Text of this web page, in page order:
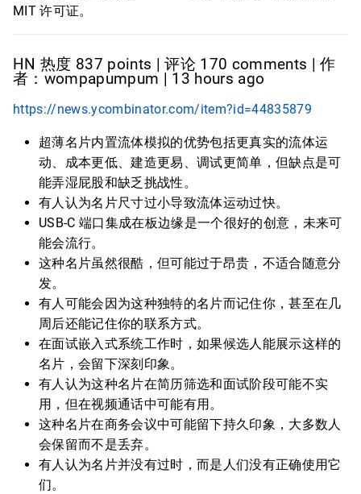
MIT 许可证。
HN 热度 837 points | 评论 170 comments | 作
者：wompapumpum | 13 hours ago
https://news.ycombinator.com/item?id=44835879
超薄名片内置流体模拟的优势包括更真实的流体运
动、成本更低、建造更易、调试更简单，但缺点是可
能弄湿屁股和缺乏挑战性。
有人认为名片尺寸过小导致流体运动过快。
USB-C 端口集成在板边缘是一个很好的创意，未来可
能会流行。
这种名片虽然很酷，但可能过于昂贵，不适合随意分
发。
有人可能会因为这种独特的名片而记住你，甚至在几
周后还能记住你的联系方式。
在面试嵌入式系统工作时，如果候选人能展示这样的
名片，会留下深刻印象。
有人认为这种名片在简历筛选和面试阶段可能不实
用，但在视频通话中可能有用。
这种名片在商务会议中可能留下持久印象，大多数人
会保留而不是丢弃。
有人认为名片并没有过时，而是人们没有正确使用它
们。